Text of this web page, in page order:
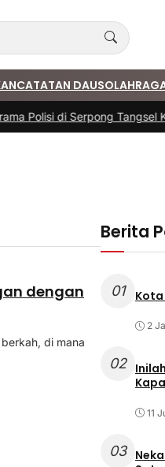
CATATAN DAUS
Polisi di Serpong Tangsel
dengan
di mana
Berita
01
2
02
11
03